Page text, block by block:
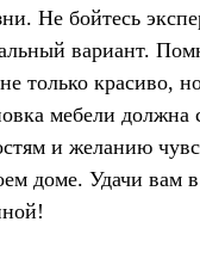
Не бойтесь
вариант.
только красиво,
мебели должна
и желанию
доме. Удачи вам